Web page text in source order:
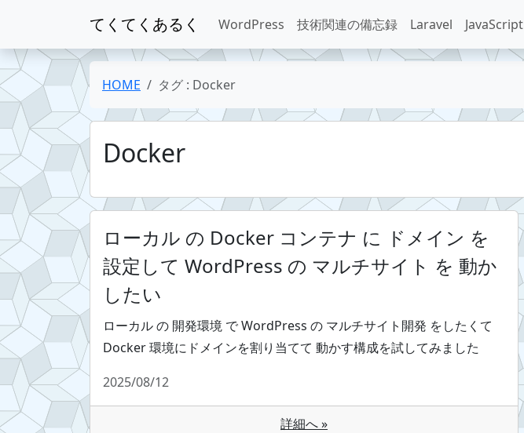
てくてくあるく WordPress 技術関連の備忘録 Laravel JavaScript
HOME タグ : Docker
Docker
ローカル の Docker コンテナ に ドメイン を
設定して WordPress の マルチサイト を 動か
したい
ローカル の 開発環境 で WordPress の マルチサイト開発 をしたくて
Docker 環境にドメインを割り当てて 動かす構成を試してみました
2025/08/12
詳細へ »